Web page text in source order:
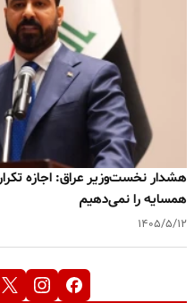
هشدار نخست‌وزیر عراق: اجازه
همسایه را نمی‌دهیم
۱۴۰۵/۵/۱۲